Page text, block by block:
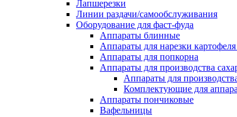
Лапшерезки
Линии раздачи/самообслуживания
Оборудование для фаст-фуда
Аппараты блинные
Аппараты для нарезки
Аппараты для попкорна
Аппараты для производства
Аппараты для
Комплектующие для
Аппараты пончиковые
Вафельницы